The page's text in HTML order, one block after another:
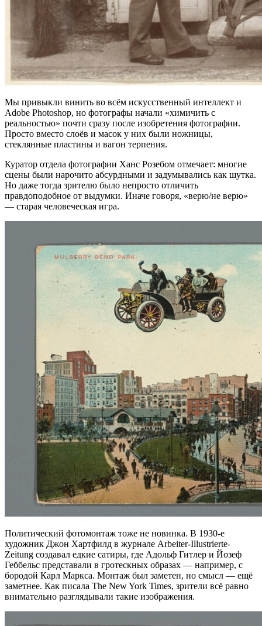
Мы привыкли винить во всём искусственный интеллект и
Adobe Photoshop, но фотографы начали «химичить с
реальностью» почти сразу после изобретения фотографии.
Просто вместо слоёв и масок у них были ножницы,
стеклянные пластины и вагон терпения.
Куратор отдела фотографии Ханс Розебом отмечает: многие
сцены были нарочито абсурдными и задумывались как шутка.
Но даже тогда зрителю было непросто отличить
правдоподобное от выдумки. Иначе говоря, «верю/не верю»
— старая человеческая игра.
Политический фотомонтаж тоже не новинка. В 1930-е
художник Джон Хартфилд в журнале Arbeiter-Illustrierte-
Zeitung создавал едкие сатиры, где Адольф Гитлер и Йозеф
Геббельс представали в гротескных образах — например, с
бородой Карл Маркса. Монтаж был заметен, но смысл — ещё
заметнее. Как писала The New York Times, зрители всё равно
внимательно разглядывали такие изображения.